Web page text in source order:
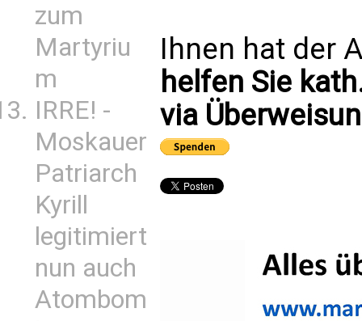
zum
Martyriu
m
IRRE! -
Moskauer
Patriarch
Kyrill
legitimiert
nun auch
Atombom
Ihnen hat der
helfen Sie
via